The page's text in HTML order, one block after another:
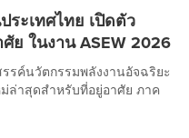
ระเทศไทย เปิดตัว
ย ในงาน ASEW 2026
รรค์นวัตกรรมพลังงานอัจฉริยะ
ล่าสุดสำหรับที่อยู่อาศัย ภาค